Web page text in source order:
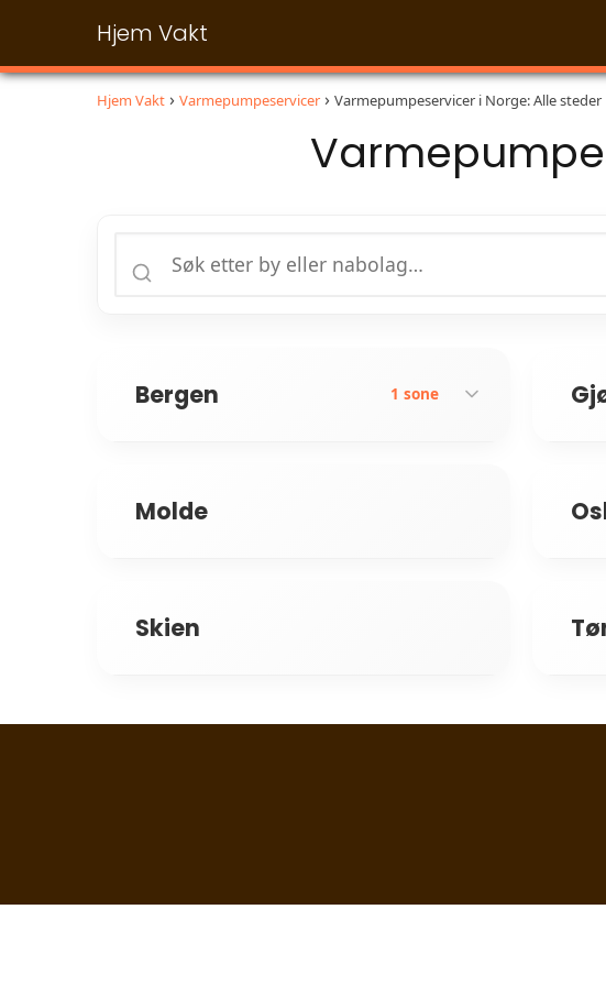
Hjem Vakt
Hjem Vakt Varmepumpeservicer Varmepumpeservicer i Norge: Alle steder
Bergen 1 sone
Molde
Skien